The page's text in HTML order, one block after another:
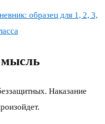
образец для 1, 2, 3,
мысль
Наказание